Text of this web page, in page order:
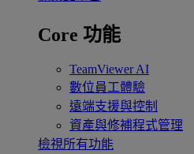
Core 功能
TeamViewer AI
數位員工體驗
遠端支援與控制
資產與修補程式管理
檢視所有功能